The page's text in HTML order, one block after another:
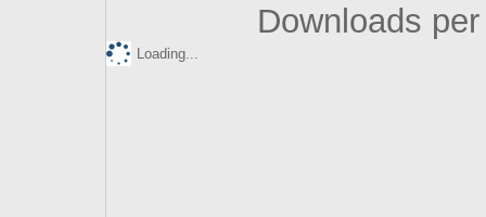
Downloads
Loading...